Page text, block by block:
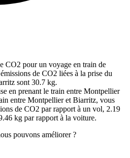
CO2 pour un voyage en train de
de CO2 liées à la prise du
sont 30.7 kg.
en prenant le train entre Montpellier
entre Montpellier et Biarritz, vous
de CO2 par rapport à un vol, 2.19
kg par rapport à la voiture.
pouvons améliorer ?